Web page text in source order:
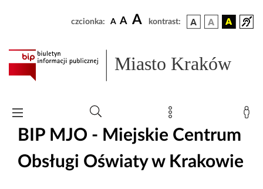
czcionka: A A A kontrast:
Miasto Kraków
BIP MJO - Miejskie Centrum
Obsługi Oświaty w Krakowie